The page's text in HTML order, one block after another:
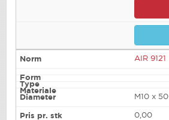
AIR 9121
M10 x 50
0,00